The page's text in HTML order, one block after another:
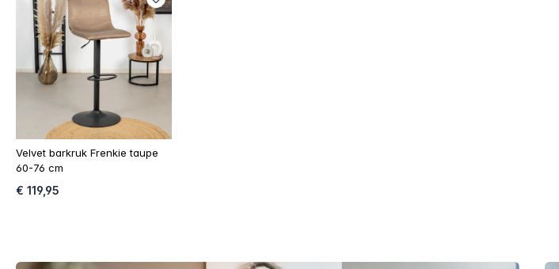
Velvet barkruk Frenkie taupe
60-76 cm
€ 119,95